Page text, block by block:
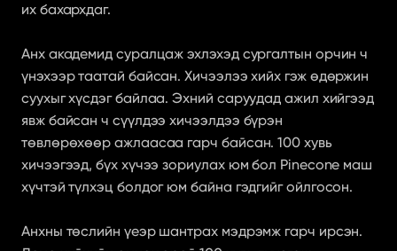
их бахархдаг.
Анх академид суралцаж эхлэхэд сургалтын орчин ч
үнэхээр таатай байсан. Хичээлээ хийх гэж өдөржин
суухыг хүсдэг байлаа. Эхний саруудад ажил хийгээд
явж байсан ч сүүлдээ хичээлдээ бүрэн
төвлөрөхөөр ажлаасаа гарч байсан. 100 хувь
хичээгээд, бүх хүчээ зориулах юм бол Pinecone маш
хүчтэй түлхэц болдог юм байна гэдгийг ойлгосон.
Анхны төслийн үеэр шантрах мэдрэмж гарч ирсэн.